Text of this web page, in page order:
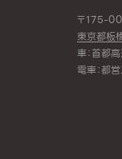
〒175-
東京都板
車：首都
電車：都